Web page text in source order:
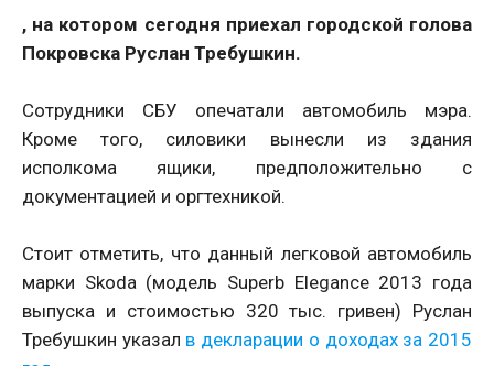
, на котором сегодня приехал городской голова
Покровска Руслан Требушкин.
Сотрудники СБУ опечатали автомобиль мэра.
Кроме того, силовики вынесли из здания
исполкома ящики, предположительно с
документацией и оргтехникой.
Стоит отметить, что данный легковой автомобиль
марки Skoda (модель Superb Elegance 2013 года
выпуска и стоимостью 320 тыс. гривен) Руслан
Требушкин указал в декларации о доходах за 2015